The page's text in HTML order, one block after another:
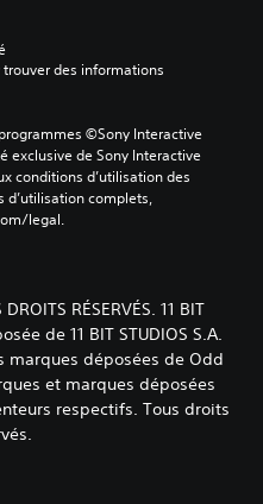
©Sony Interactive
exclusive de Sony Interactive
conditions d’utilisation des
d’utilisation complets,
legal.
RÉSERVÉS. 11 BIT
de 11 BIT STUDIOS S.A.
marques déposées de Odd
et marques déposées
respectifs. Tous droits